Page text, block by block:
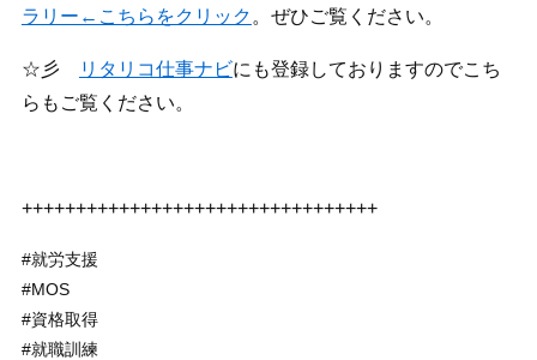
ラリー←こちらをクリック 。ぜひご覧ください。
☆彡 リタリコ仕事ナビにも登録しておりますのでこち
らもご覧ください。
+++++++++++++++++++++++++++++++++
#就労支援
#MOS
#資格取得
#就職訓練